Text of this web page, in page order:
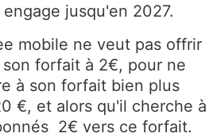
jusqu'en 2027.
mobile ne veut pas offrir
son forfait à 2€, pour ne
à son forfait bien plus
€, et alors qu'il cherche à
2€ vers ce forfait.